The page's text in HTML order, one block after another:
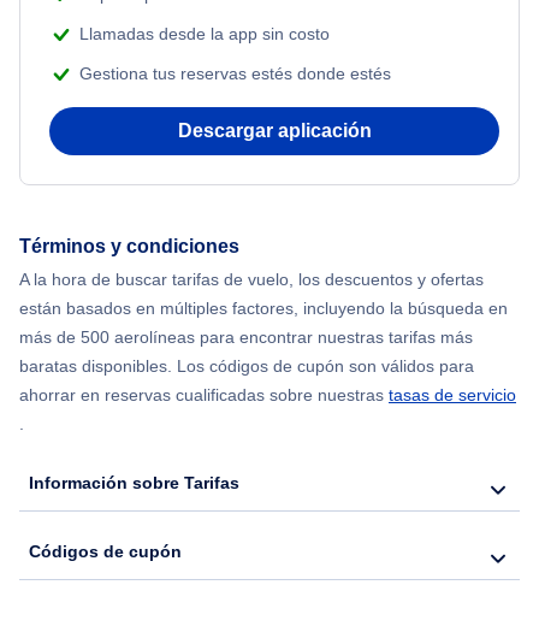
Flights from Nueva York to Mumbai
Flights from Shanghai to Nueva York
Flights from Nueva York to Seúl
Flights from Nueva York to Hong Kong
Llamadas desde la app sin costo
Gestiona tus reservas estés donde estés
Descargar aplicación
Términos y condiciones
A la hora de buscar tarifas de vuelo, los descuentos y ofertas
están basados en múltiples factores, incluyendo la búsqueda en
más de 500 aerolíneas para encontrar nuestras tarifas más
baratas disponibles. Los códigos de cupón son válidos para
ahorrar en reservas cualificadas sobre nuestras tasas de servicio
Información sobre Tarifas
Códigos de cupón